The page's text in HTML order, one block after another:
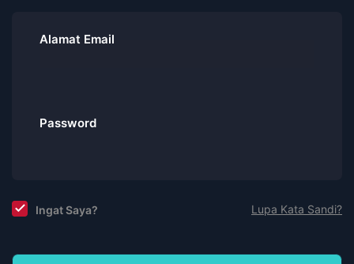
Alamat Email
Password
Ingat Saya? Lupa Kata Sandi?